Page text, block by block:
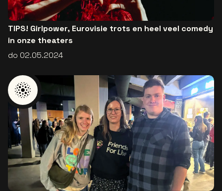
TIPS! Girlpower, Eurovisie trots en heel veel comedy
in onze theaters
do 02.05.2024